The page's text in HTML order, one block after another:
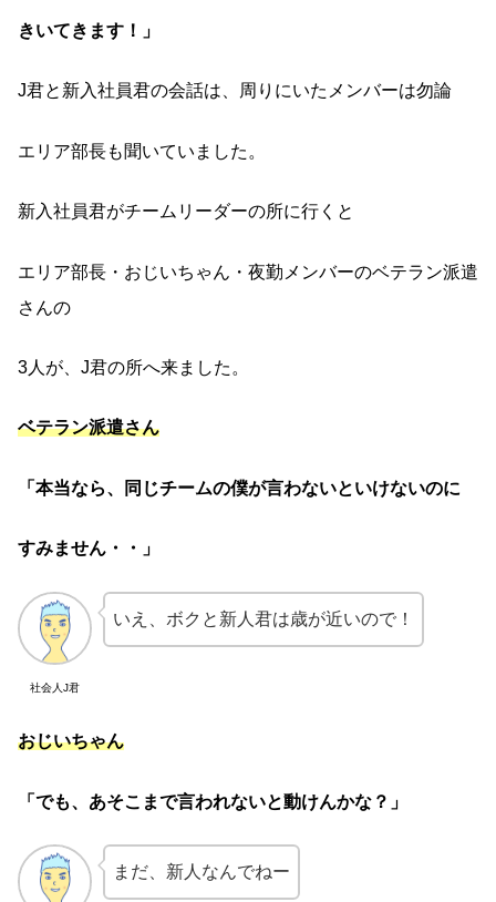
きいてきます！」
J君と新入社員君の会話は、周りにいたメンバーは勿論
エリア部長も聞いていました。
新入社員君がチームリーダーの所に行くと
エリア部長・おじいちゃん・夜勤メンバーのベテラン派遣
さんの
3人が、J君の所へ来ました。
ベテラン派遣さん
「本当なら、同じチームの僕が言わないといけないのに
すみません・・」
社会人J君
いえ、ボクと新人君は歳が近いので！
おじいちゃん
「でも、あそこまで言われないと動けんかな？」
まだ、新人なんでねー